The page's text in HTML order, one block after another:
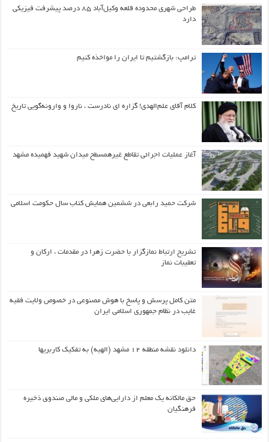
طراحی شهری محدوده قلعه وکیل‌آباد ۸۵ درصد پیشرفت فیزیکی
دارد
ترامپ: بازگشتیم تا ایران را مواخذه کنیم
کلام آقای علم‌الهدی! گزاره ای نادرست ، ناروا و وارونه‌گویی تاریخ
آغاز عملیات اجرائی تقاطع غیرهمسطح میدان شهید فهمیده مشهد
شرکت حمید رابعی در ششمین همایش کتاب سال حکومت اسلامی
تشریح ارتباط نمازگزار با حضرت زهرا در مقدمات ، ارکان و
تعقیبات نماز
متن کامل پرسش و پاسخ با هوش مصنوعی در خصوص ولایت فقیه
غایب در نظام جمهوری اسلامی ایران
دانلود نقشه منطقه ۱۲ مشهد (الهیه) به تفکیک کاربریها
حق مالکانه یک معلم از دارایی‌های ملکی و مالی صندوق ذخیره
فرهنگیان